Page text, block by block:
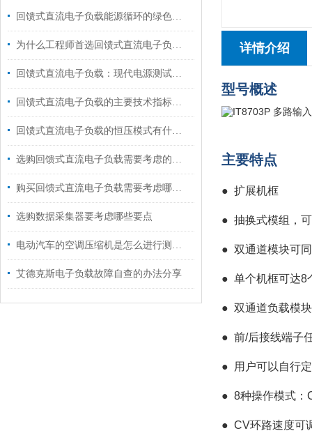
回馈式直流电子负载能源循环的绿色引擎
为什么工程师首选回馈式直流电子负载进行电源测试？
回馈式直流电子负载：现代电源测试与调试的得力助手
回馈式直流电子负载的主要技术指标说明
回馈式直流电子负载的恒压模式有什么用途?
选购回馈式直流电子负载需要考虑的九大要素
购买回馈式直流电子负载需要考虑哪些要素？
选购数据采集器要考虑哪些要点
电动汽车的空调压缩机是怎么进行测试的?
艾德克斯电子负载故障自查的办法分享
详情介绍
型号概述
主要特点
● 扩展机框
● 抽换式模组，
● 双通道模块可
● 单个机框可达8
● 双通道负载模
● 前/后接线端子
● 用户可以自行
● 8种操作模式：
● CV环路速度可